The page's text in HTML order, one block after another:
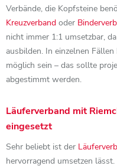
Verbände, die Kopfsteine
Kreuzverband oder
nicht immer 1:1 umsetzbar,
ausbilden. In einzelnen
möglich sein – das sollte
abgestimmt werden.
Läuferverband mit
eingesetzt
Sehr beliebt ist der
hervorragend umsetzen